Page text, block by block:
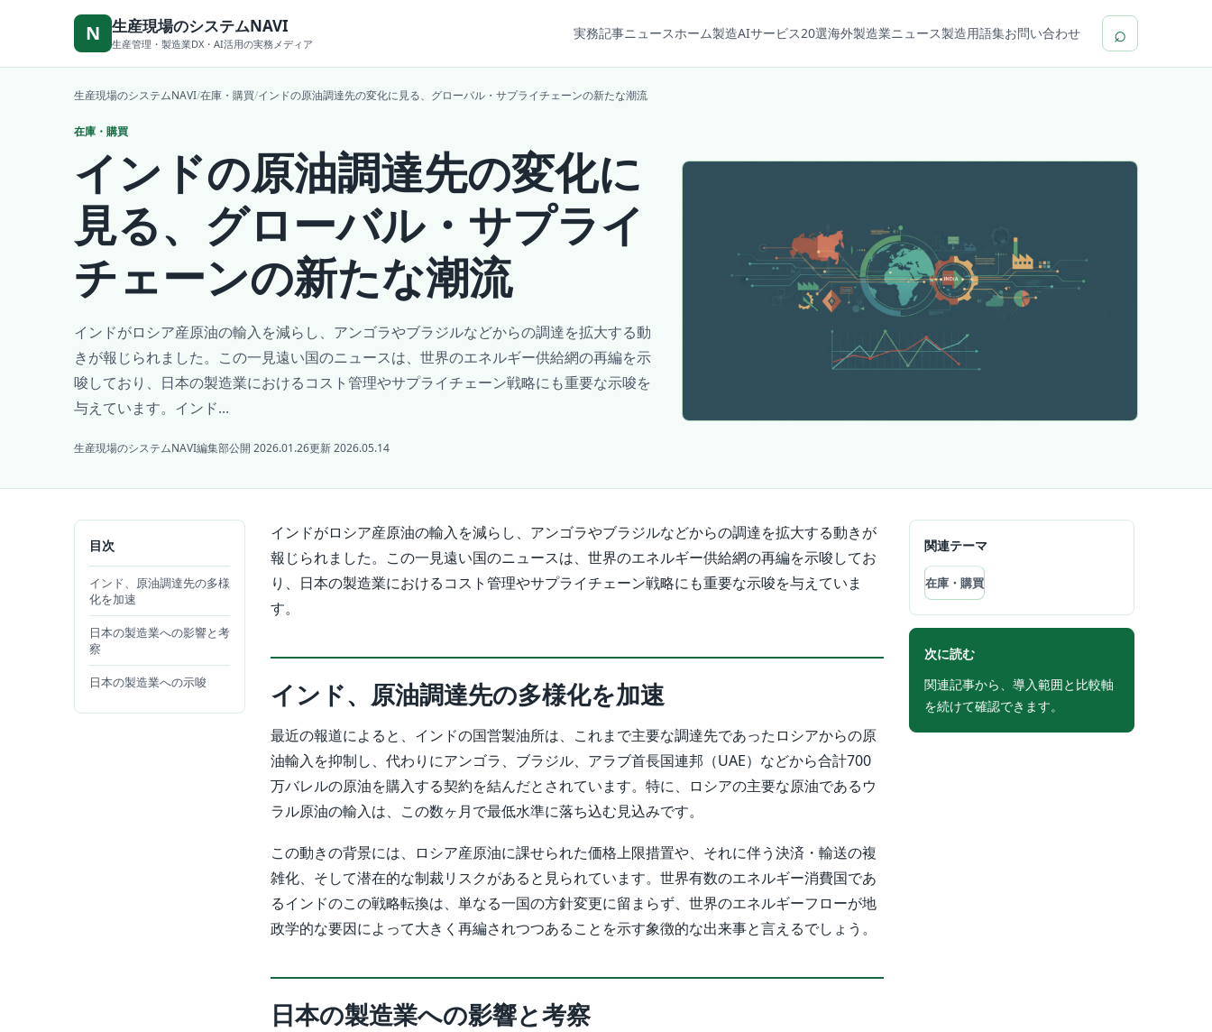
N 生産現場のシステムNAVI
生産管理・製造業DX・AI活用の実務メディア
実務記事ニュースホーム製造AIサービス20選海外製造業ニュース製造用語集お問い合わせ ⌕
生産現場のシステムNAVI/在庫・購買/インドの原油調達先の変化に見る、グローバル・サプライチェーンの新たな潮流
在庫・購買
インドの原油調達先の変化に
見る、グローバル・サプライ
チェーンの新たな潮流
インドがロシア産原油の輸入を減らし、アンゴラやブラジルなどからの調達を拡大する動
きが報じられました。この一見遠い国のニュースは、世界のエネルギー供給網の再編を示
唆しており、日本の製造業におけるコスト管理やサプライチェーン戦略にも重要な示唆を
与えています。インド...
生産現場のシステムNAVI編集部公開 2026.01.26更新 2026.05.14
目次
インド、原油調達先の多様
化を加速
日本の製造業への影響と考
察
日本の製造業への示唆
インドがロシア産原油の輸入を減らし、アンゴラやブラジルなどからの調達を拡大する動きが
報じられました。この一見遠い国のニュースは、世界のエネルギー供給網の再編を示唆してお
り、日本の製造業におけるコスト管理やサプライチェーン戦略にも重要な示唆を与えていま
す。
インド、原油調達先の多様化を加速
最近の報道によると、インドの国営製油所は、これまで主要な調達先であったロシアからの原
油輸入を抑制し、代わりにアンゴラ、ブラジル、アラブ首長国連邦（UAE）などから合計700
万バレルの原油を購入する契約を結んだとされています。特に、ロシアの主要な原油であるウ
ラル原油の輸入は、この数ヶ月で最低水準に落ち込む見込みです。
この動きの背景には、ロシア産原油に課せられた価格上限措置や、それに伴う決済・輸送の複
雑化、そして潜在的な制裁リスクがあると見られています。世界有数のエネルギー消費国であ
るインドのこの戦略転換は、単なる一国の方針変更に留まらず、世界のエネルギーフローが地
政学的な要因によって大きく再編されつつあることを示す象徴的な出来事と言えるでしょう。
日本の製造業への影響と考察
関連テーマ
在庫・購買
次に読む
関連記事から、導入範囲と比較軸
を続けて確認できます。